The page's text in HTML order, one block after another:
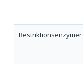
Restriktionsenzymer